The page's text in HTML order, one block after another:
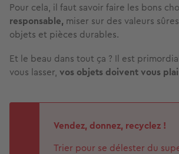
Pour cela, il faut savoir faire les bons
responsable, miser sur des valeurs
objets et pièces durables.
Et le beau dans tout ça ? Il est
vous lasser, vos objets doivent vous
Vendez, donnez, recyclez !
Trier pour se délester du